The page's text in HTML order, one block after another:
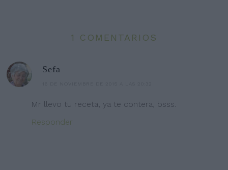
1 COMENTARIOS
Sefa
Mr llevo tu receta, ya te contera, bsss.
Responder